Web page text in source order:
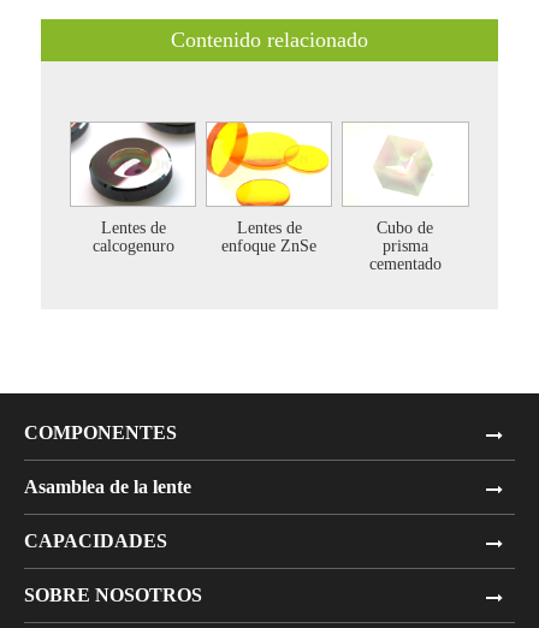
Contenido relacionado
Lentes de
calcogenuro
Lentes de
enfoque ZnSe
Cubo de
prisma
cementado
COMPONENTES
Asamblea de la lente
CAPACIDADES
SOBRE NOSOTROS